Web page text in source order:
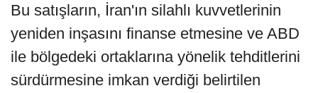
Bu satışların, İran'ın silahlı kuvvetlerinin
yeniden inşasını finanse etmesine ve ABD
ile bölgedeki ortaklarına yönelik tehditlerini
sürdürmesine imkan verdiği belirtilen